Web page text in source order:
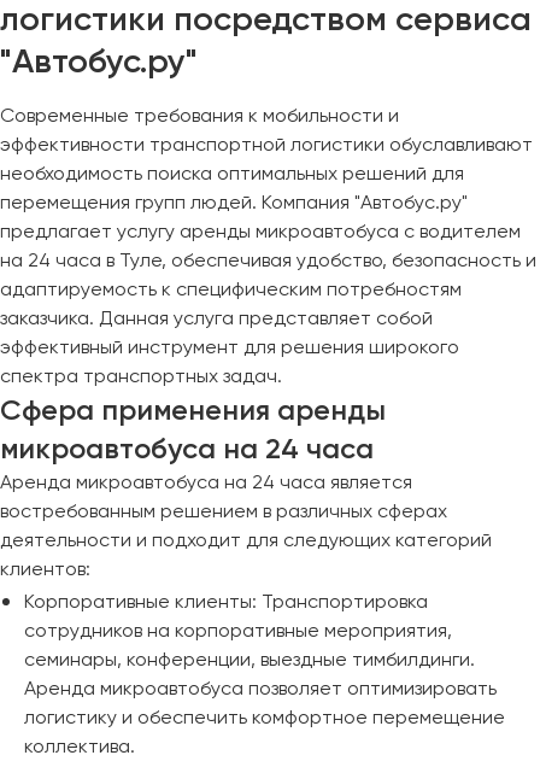
логистики посредством сервиса
"Автобус.ру"
Современные требования к мобильности и
эффективности транспортной логистики обуславливают
необходимость поиска оптимальных решений для
перемещения групп людей. Компания "Автобус.ру"
предлагает услугу аренды микроавтобуса с водителем
на 24 часа в Туле, обеспечивая удобство, безопасность и
адаптируемость к специфическим потребностям
заказчика. Данная услуга представляет собой
эффективный инструмент для решения широкого
спектра транспортных задач.
Сфера применения аренды
микроавтобуса на 24 часа
Аренда микроавтобуса на 24 часа является
востребованным решением в различных сферах
деятельности и подходит для следующих категорий
клиентов:
Корпоративные клиенты: Транспортировка
сотрудников на корпоративные мероприятия,
семинары, конференции, выездные тимбилдинги.
Аренда микроавтобуса позволяет оптимизировать
логистику и обеспечить комфортное перемещение
коллектива.